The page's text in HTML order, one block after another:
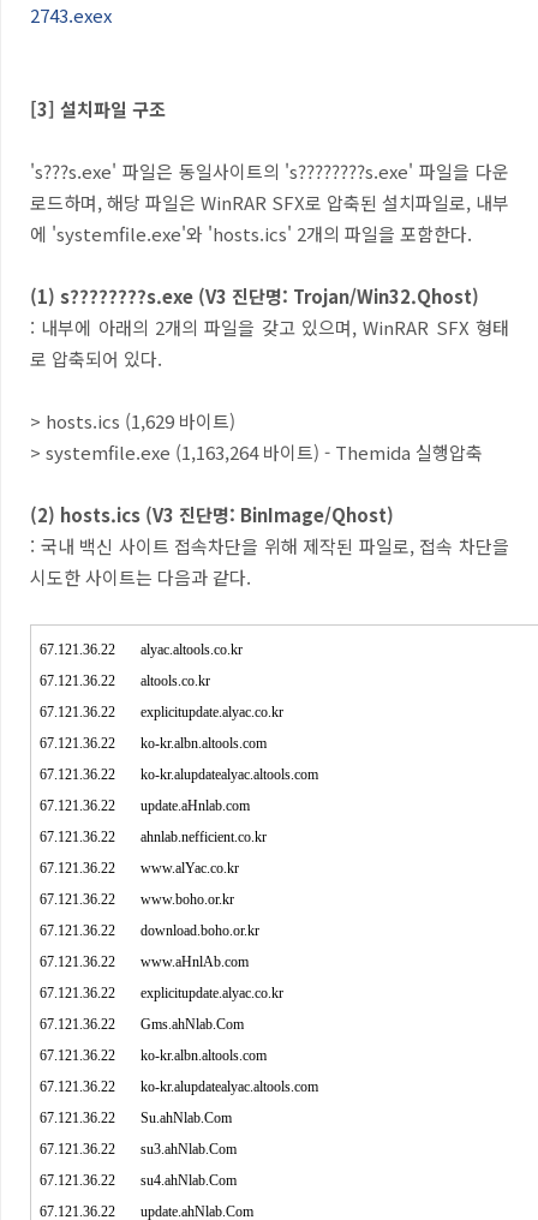
2743.exex
[3] 설치파일 구조
's???s.exe' 파일은 동일사이트의 's????????s.exe' 파일을 다운
로드하며, 해당 파일은 WinRAR SFX로 압축된 설치파일로, 내부
에 'systemfile.exe'와 'hosts.ics' 2개의 파일을 포함한다.
(1) s????????s.exe (V3 진단명: Trojan/Win32.Qhost)
: 내부에 아래의 2개의 파일을 갖고 있으며, WinRAR SFX 형태
로 압축되어 있다.
> hosts.ics (1,629 바이트)
> systemfile.exe (1,163,264 바이트) - Themida 실행압축
(2) hosts.ics (V3 진단명: BinImage/Qhost)
: 국내 백신 사이트 접속차단을 위해 제작된 파일로, 접속 차단을
시도한 사이트는 다음과 같다.
67.121.36.22 alyac.altools.co.kr
67.121.36.22 altools.co.kr
67.121.36.22 explicitupdate.alyac.co.kr
67.121.36.22 ko-kr.albn.altools.com
67.121.36.22 ko-kr.alupdatealyac.altools.com
67.121.36.22 update.aHnlab.com
67.121.36.22 ahnlab.nefficient.co.kr
67.121.36.22 www.alYac.co.kr
67.121.36.22 www.boho.or.kr
67.121.36.22 download.boho.or.kr
67.121.36.22 www.aHnlAb.com
67.121.36.22 explicitupdate.alyac.co.kr
67.121.36.22 Gms.ahNlab.Com
67.121.36.22 ko-kr.albn.altools.com
67.121.36.22 ko-kr.alupdatealyac.altools.com
67.121.36.22 Su.ahNlab.Com
67.121.36.22 su3.ahNlab.Com
67.121.36.22 su4.ahNlab.Com
67.121.36.22 update.ahNlab.Com